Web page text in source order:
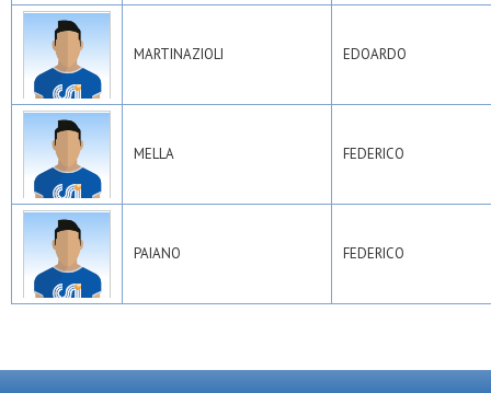
MARTINAZIOLI EDOARDO
MELLA FEDERICO
PAIANO FEDERICO